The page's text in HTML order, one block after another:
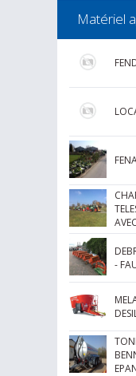
Matériel
-